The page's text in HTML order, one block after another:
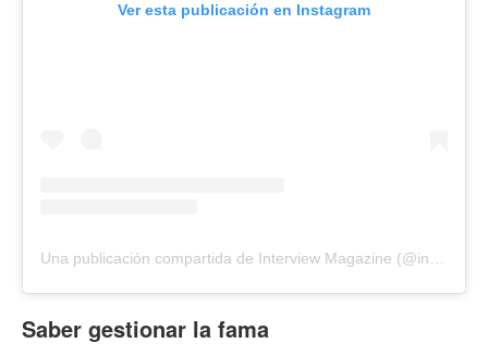
Ver esta publicación en Instagram
Saber gestionar la fama